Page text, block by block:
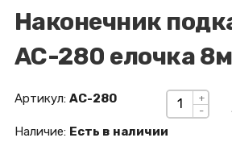
Наконечник
АС-280 елочка
+
-
Артикул: АС-280
Наличие: Есть в наличии